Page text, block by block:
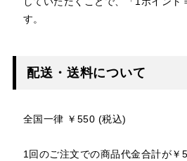
す。
配送・送料について
全国一律 ￥550 (税込)
1回のご注文での商品代金合計が